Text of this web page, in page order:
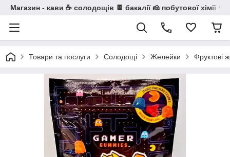
Магазин - кави ☕ солодощів 🍫 бакалії 🧀 побутової хімії 🧼
Товари та послуги Солодощі Желейки Фруктові